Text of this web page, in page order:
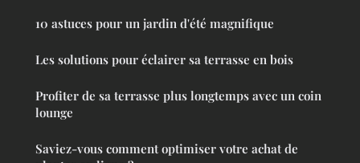
10 astuces pour un jardin d'été magnifique
Les solutions pour éclairer sa terrasse en bois
Profiter de sa terrasse plus longtemps avec un coin
lounge
Saviez-vous comment optimiser votre achat de